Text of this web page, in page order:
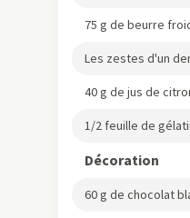
75 g de beurre
Les zestes d'un
40 g de jus de
1/2 feuille de
Décoration
60 g de chocolat